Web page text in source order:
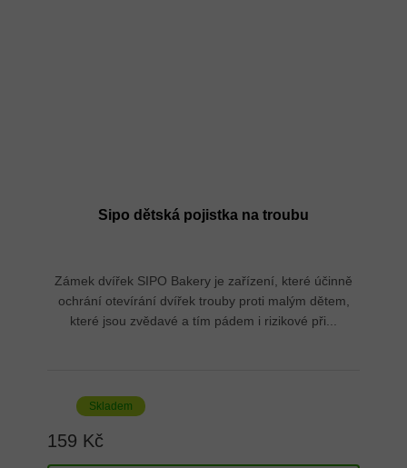
Sipo dětská pojistka na troubu
Zámek dvířek SIPO Bakery je zařízení, které účinně
ochrání otevírání dvířek trouby proti malým dětem,
které jsou zvědavé a tím pádem i rizikové při...
Skladem
159 Kč